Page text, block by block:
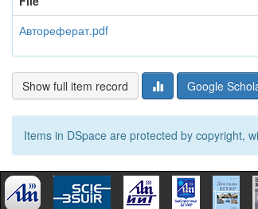
Автореферат.pdf
Show full item record Google
Items in DSpace are protected by copyright,